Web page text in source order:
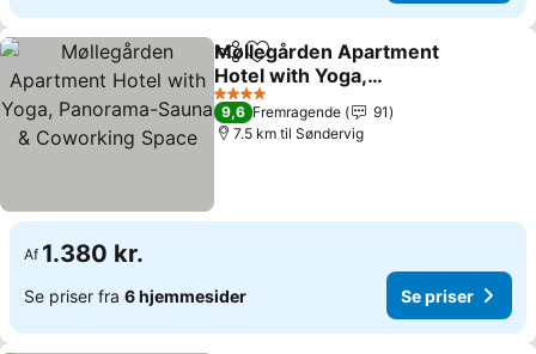
Del Føj til favoritter
Møllegården Apartment
Hotel with Yoga,
Panorama-Sauna &
Coworking Space
Se priser
4 Stjerner
9,6 Fremragende
91
7.5 km til Søndervig
Af 1.380 kr.
Se priser fra 6 hjemmesider Se priser